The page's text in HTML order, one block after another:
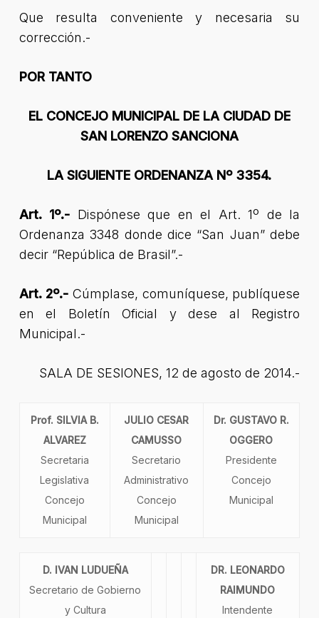
Que resulta conveniente y necesaria su
corrección.-
POR TANTO
EL CONCEJO MUNICIPAL DE LA CIUDAD DE
SAN LORENZO SANCIONA
LA SIGUIENTE ORDENANZA Nº 3354.
Art. 1º.- Dispónese que en el Art. 1º de la
Ordenanza 3348 donde dice “San Juan” debe
decir “República de Brasil”.-
Art. 2º.- Cúmplase, comuníquese, publíquese
en el Boletín Oficial y dese al Registro
Municipal.-
SALA DE SESIONES, 12 de agosto de 2014.-
Prof. SILVIA B.
ALVAREZ
Secretaria
Legislativa
Concejo
Municipal
JULIO CESAR
CAMUSSO
Secretario
Administrativo
Concejo
Municipal
Dr. GUSTAVO R.
OGGERO
Presidente
Concejo
Municipal
D. IVAN LUDUEÑA
Secretario de Gobierno
y Cultura
DR. LEONARDO
RAIMUNDO
Intendente